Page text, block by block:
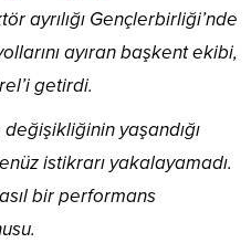
ayrılığı Gençlerbirliği’nde
ayıran başkent ekibi,
getirdi.
yaşandığı
istikrarı yakalayamadı.
bir performans